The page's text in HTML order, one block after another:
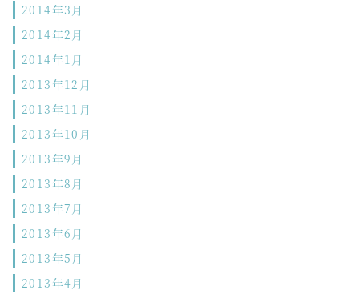
2014年3月
2014年2月
2014年1月
2013年12月
2013年11月
2013年10月
2013年9月
2013年8月
2013年7月
2013年6月
2013年5月
2013年4月